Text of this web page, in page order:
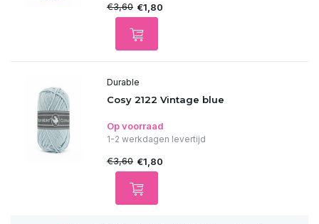
€3,60 €1,80
Durable
Cosy 2122 Vintage blue
Op voorraad
1-2 werkdagen levertijd
€3,60 €1,80